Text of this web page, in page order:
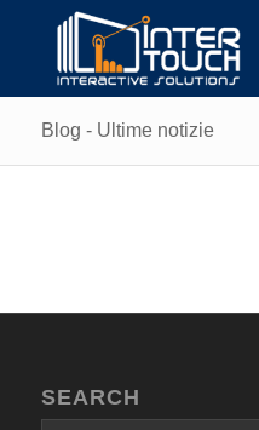
Blog - Ultime notizie
SEARCH